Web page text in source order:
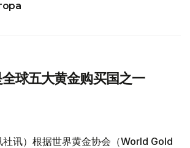
球五大黄金购买国之一
社讯）根据世界黄金协会（World Gold